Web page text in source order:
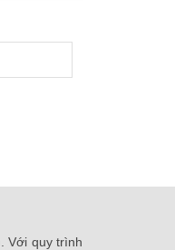
Với quy trình